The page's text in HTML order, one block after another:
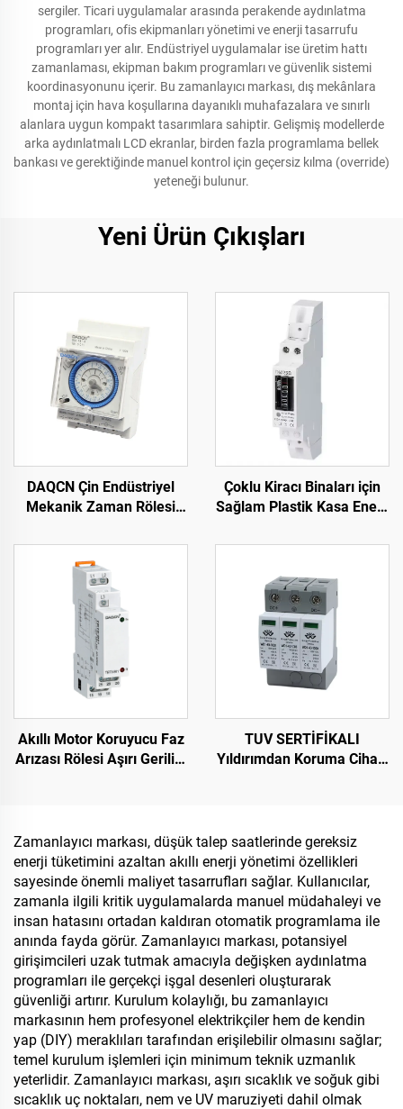
sergiler. Ticari uygulamalar arasında perakende aydınlatma
programları, ofis ekipmanları yönetimi ve enerji tasarrufu
programları yer alır. Endüstriyel uygulamalar ise üretim hattı
zamanlaması, ekipman bakım programları ve güvenlik sistemi
koordinasyonunu içerir. Bu zamanlayıcı markası, dış mekânlara
montaj için hava koşullarına dayanıklı muhafazalara ve sınırlı
alanlara uygun kompakt tasarımlara sahiptir. Gelişmiş modellerde
arka aydınlatmalı LCD ekranlar, birden fazla programlama bellek
bankası ve gerektiğinde manuel kontrol için geçersiz kılma (override)
yeteneği bulunur.
Yeni Ürün Çıkışları
DAQCN Çin Endüstriyel
Mekanik Zaman Rölesi
Zaman Anahtarı, Maks.
16A Akım
Çoklu Kiracı Binaları için
Sağlam Plastik Kasa Enerji
Akıllı Motor Koruyucu Faz
Arızası Rölesi Aşırı Gerilim
TUV SERTİFİKALI
Yıldırımdan Koruma Cihazı
SPD
Zamanlayıcı markası, düşük talep saatlerinde gereksiz
enerji tüketimini azaltan akıllı enerji yönetimi özellikleri
sayesinde önemli maliyet tasarrufları sağlar. Kullanıcılar,
zamanla ilgili kritik uygulamalarda manuel müdahaleyi ve
insan hatasını ortadan kaldıran otomatik programlama ile
anında fayda görür. Zamanlayıcı markası, potansiyel
girişimcileri uzak tutmak amacıyla değişken aydınlatma
programları ile gerçekçi işgal desenleri oluşturarak
güvenliği artırır. Kurulum kolaylığı, bu zamanlayıcı
markasının hem profesyonel elektrikçiler hem de kendin
yap (DIY) meraklıları tarafından erişilebilir olmasını sağlar;
temel kurulum işlemleri için minimum teknik uzmanlık
yeterlidir. Zamanlayıcı markası, aşırı sıcaklık ve soğuk gibi
sıcaklık uç noktaları, nem ve UV maruziyeti dahil olmak